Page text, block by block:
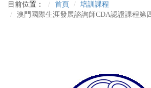
目前位置： 首頁
培訓課程
澳門國際生涯發展諮詢師CDA認證課程第